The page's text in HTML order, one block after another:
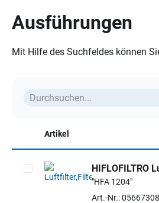
Ausführungen
Mit Hilfe des Suchfeldes können
Artikel
Artikel auswählen
HIFLOFILTRO
"HFA 1204"
Art.-Nr.: 05667308